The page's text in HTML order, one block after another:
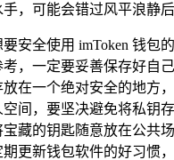
，可能会错过风平浪静
安全使用 imToken 钱包
，一定要妥善保存好自
在一个绝对安全的地方
间，要坚决避免将私钥
宝藏的钥匙随意放在公共
更新钱包软件的好习惯